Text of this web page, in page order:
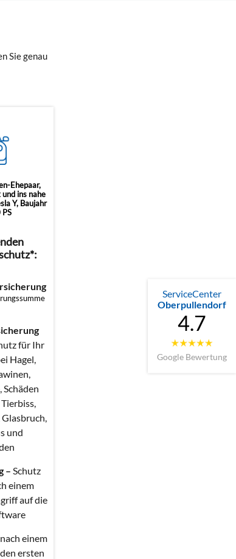
ServiceCenter
Oberpullendorf
4.7
Google Bewertung
Sie genau
Ehepaar,
ins nahe
Y, Baujahr
für Ihr
Hagel,
Schäden
und
– Schutz
einem
auf die
nach einem
ersten